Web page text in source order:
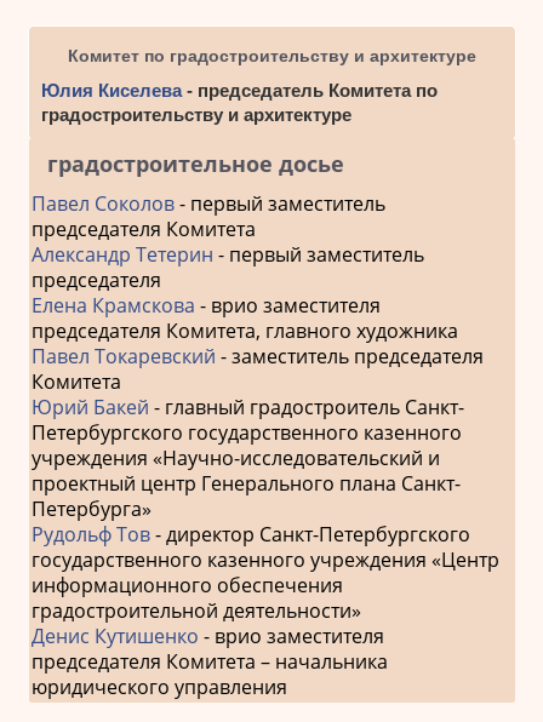
Комитет по градостроительству и архитектуре
Юлия Киселева- председатель Комитета по
градостроительству и архитектуре
градостроительное досье
Павел Соколов- первый заместитель
председателя Комитета
Александр Тетерин - первый заместитель
председателя
Елена Крамскова - врио заместителя
председателя Комитета, главного художника
Павел Токаревский - заместитель председателя
Комитета
Юрий Бакей - главный градостроитель Санкт-
Петербургского государственного казенного
учреждения «Научно-исследовательский и
проектный центр Генерального плана Санкт-
Петербурга»
Рудольф Тов- директор Санкт-Петербургского
государственного казенного учреждения «Центр
информационного обеспечения
градостроительной деятельности»
Денис Кутишенко - врио заместителя
председателя Комитета – начальника
юридического управления